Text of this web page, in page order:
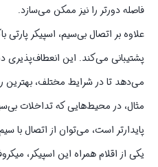
فاصله دورتر را نیز ممکن می‌سازد.
پشتیبانی می‌کند. این انعطاف‌پذیری
می‌دهد تا در شرایط مختلف، بهترین
مثال، در محیط‌هایی که تداخلات
پایدارتر است، می‌توان از اتصال با
یکی از اقلام همراه این اسپیکر،